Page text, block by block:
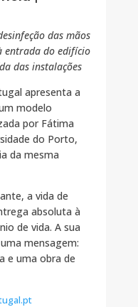
das mãos
entrada do edifício
das instalações
apresenta a
modelo
por Fátima
do Porto,
da mesma
a vida de
absoluta à
de vida. A sua
mensagem:
e uma obra de